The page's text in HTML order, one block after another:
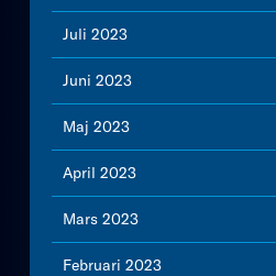
Juli 2023
Juni 2023
Maj 2023
April 2023
Mars 2023
Februari 2023